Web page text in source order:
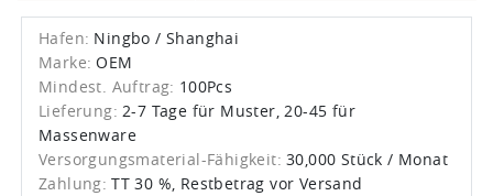
Hafen: Ningbo / Shanghai
Marke: OEM
Mindest. Auftrag: 100Pcs
Lieferung: 2-7 Tage für Muster, 20-45 für
Massenware
Versorgungsmaterial-Fähigkeit: 30,000 Stück / Monat
Zahlung: TT 30 %, Restbetrag vor Versand